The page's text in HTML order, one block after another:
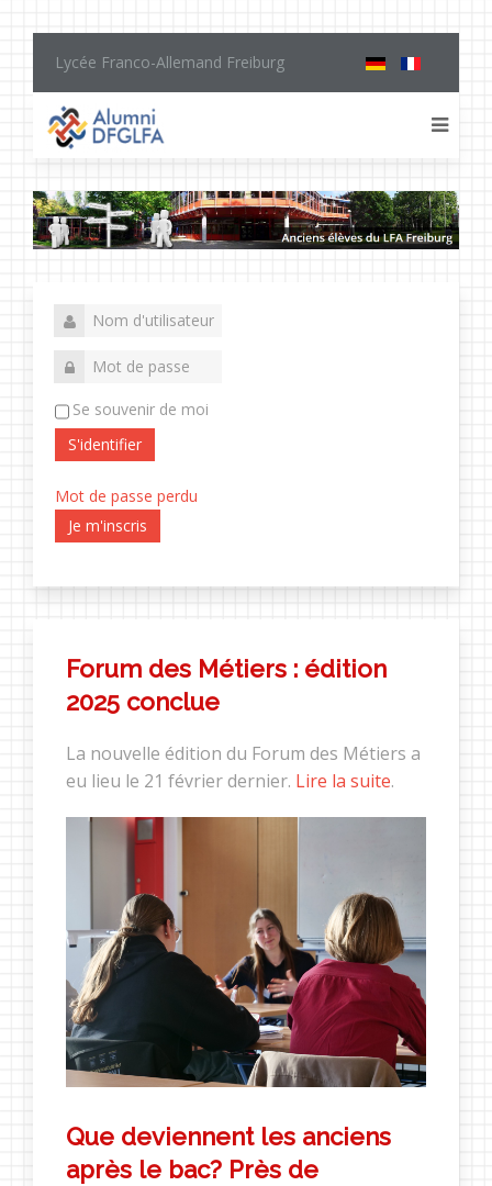
Lycée Franco-Allemand Freiburg
Se souvenir de moi
S'identifier
Mot de passe perdu
Je m'inscris
Forum des Métiers : édition
2025 conclue
La nouvelle édition du Forum des Métiers a
eu lieu le 21 février dernier. Lire la suite.
Que deviennent les anciens
après le bac? Près de